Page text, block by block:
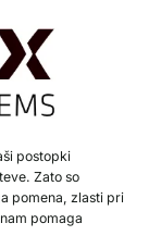
postopki
Zato so
pomena, zlasti pri
pomaga